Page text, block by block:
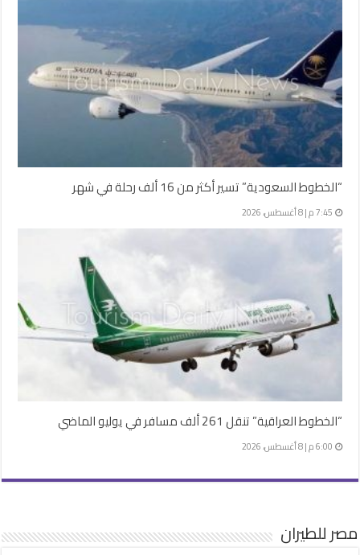
“الخطوط السعودية” تسير أكثر من 16 ألف رحلة في شهر
7:45 م | 8 أغسطس، 2026
“الخطوط العراقية” تنقل 261 ألف مسافر في يوليو الماضي
6:00 م | 8 أغسطس، 2026
مصر للطيران